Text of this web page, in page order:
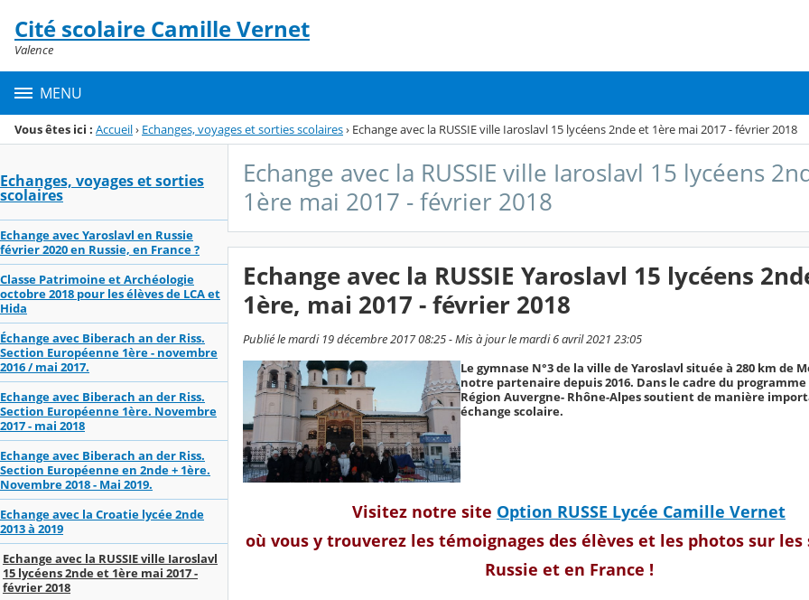
Menu de la rubrique
Contenu
Cité scolaire Camille Vernet
Valence
MENU
Vous êtes ici : Accueil› Echanges, voyages et sorties scolaires› Echange avec la RUSSIE ville Iaroslavl 15 lycéens 2nde et 1ère mai 2017 - février 2018
Echanges, voyages et sorties
scolaires
Echange avec Yaroslavl en Russie
février 2020 en Russie, en France ?
Classe Patrimoine et Archéologie
octobre 2018 pour les élèves de LCA et
Hida
Échange avec Biberach an der Riss.
Section Européenne 1ère - novembre
2016 / mai 2017.
Echange avec Biberach an der Riss.
Section Européenne 1ère. Novembre
2017 - mai 2018
Echange avec Biberach an der Riss.
Section Européenne en 2nde + 1ère.
Novembre 2018 - Mai 2019.
Echange avec la Croatie lycée 2nde
2013 à 2019
Echange avec la RUSSIE ville Iaroslavl
15 lycéens 2nde et 1ère mai 2017 -
février 2018
Echange avec la RUSSIE ville Iaroslavl 15 lycéens
1ère mai 2017 - février 2018
Echange avec la RUSSIE Yaroslavl 15 lycéens
1ère, mai 2017 - février 2018
Publié le mardi 19 décembre 2017 08:25 - Mis à jour le mardi 6 avril 2021 23:05
Le gymnase N°3 de la ville de Yaroslavl située à 280 km de
notre partenaire depuis 2016. Dans le cadre du programme
Région Auvergne- Rhône-Alpes soutient de manière
échange scolaire.
Visitez notre site Option RUSSE Lycée Camille Vernet
où vous y trouverez les témoignages des élèves et les photos sur les
Russie et en France !